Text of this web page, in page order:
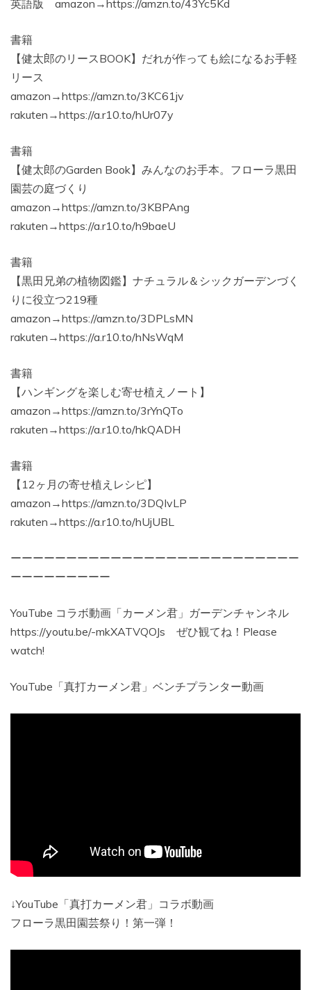
英語版 amazon→https://amzn.to/43Yc5Kd
書籍
【健太郎のリースBOOK】だれが作っても絵になるお手軽
リース
amazon→https://amzn.to/3KC61jv
rakuten→https://a.r10.to/hUr07y
書籍
【健太郎のGarden Book】みんなのお手本。フローラ黒田
園芸の庭づくり
amazon→https://amzn.to/3KBPAng
rakuten→https://a.r10.to/h9baeU
書籍
【黒田兄弟の植物図鑑】ナチュラル＆シックガーデンづく
りに役立つ219種
amazon→https://amzn.to/3DPLsMN
rakuten→https://a.r10.to/hNsWqM
書籍
【ハンギングを楽しむ寄せ植えノート】
amazon→https://amzn.to/3rYnQTo
rakuten→https://a.r10.to/hkQADH
書籍
【12ヶ月の寄せ植えレシピ】
amazon→https://amzn.to/3DQIvLP
rakuten→https://a.r10.to/hUjUBL
ーーーーーーーーーーーーーーーーーーーーーーーーーー
ーーーーーーーーー
YouTube コラボ動画「カーメン君」ガーデンチャンネル
https://youtu.be/-mkXATVQOJs ぜひ観てね！Please
watch!
YouTube「真打カーメン君」ベンチプランター動画
↓YouTube「真打カーメン君」コラボ動画
フローラ黒田園芸祭り！第一弾！